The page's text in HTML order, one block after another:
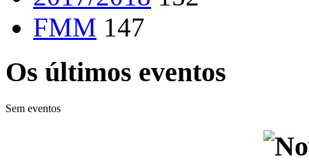
FMM 147
Os últimos eventos
Sem eventos